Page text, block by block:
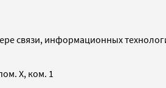
связи, информационных
X, ком. 1